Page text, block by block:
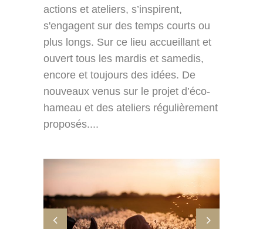
actions et ateliers, s’inspirent,
s'engagent sur des temps courts ou
plus longs. Sur ce lieu accueillant et
ouvert tous les mardis et samedis,
encore et toujours des idées. De
nouveaux venus sur le projet d’éco-
hameau et des ateliers régulièrement
proposés....